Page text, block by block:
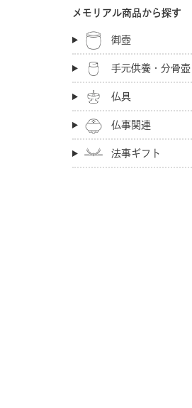
メモリアル商品から探す
御壺
手元供養・分骨壺
仏具
仏事関連
法事ギフト